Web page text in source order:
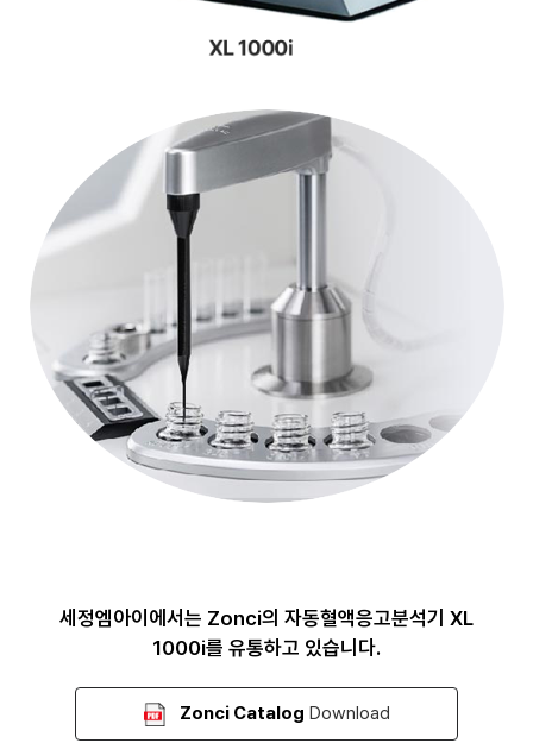
세정엠아이에서는 Zonci의 자동혈액응고분석기 XL
1000i를 유통하고 있습니다.
Zonci Catalog Download